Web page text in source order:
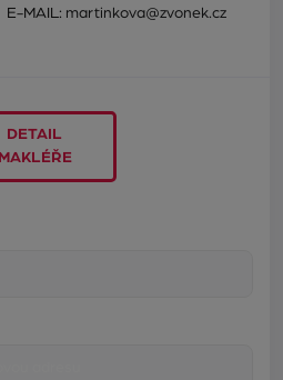
E-MAIL: martinkova@zvonek.cz
DETAIL
MAKLÉŘE